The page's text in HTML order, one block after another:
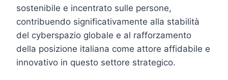
sostenibile e incentrato sulle persone,
contribuendo significativamente alla stabilità
del cyberspazio globale e al rafforzamento
della posizione italiana come attore affidabile e
innovativo in questo settore strategico.